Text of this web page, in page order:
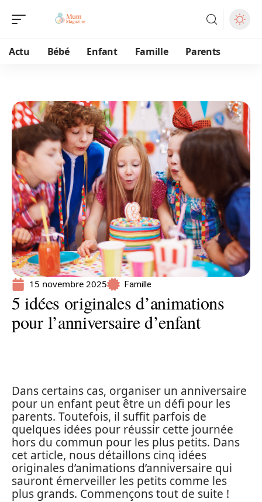
Actu Bébé Enfant Famille Parents
15 novembre 2025 Famille
5 idées originales d’animations
pour l’anniversaire d’enfant
Dans certains cas, organiser un anniversaire
pour un enfant peut être un défi pour les
parents. Toutefois, il suffit parfois de
quelques idées pour réussir cette journée
hors du commun pour les plus petits. Dans
cet article, nous détaillons cinq idées
originales d’animations d’anniversaire qui
sauront émerveiller les petits comme les
plus grands. Commençons tout de suite !